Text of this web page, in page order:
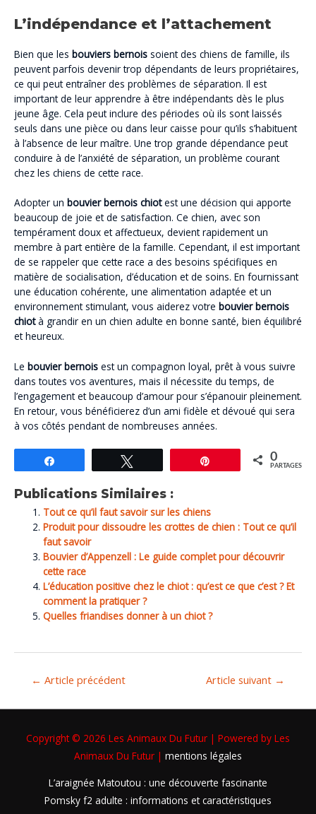
L’indépendance et l’attachement
Bien que les bouviers bernois soient des chiens de famille, ils
peuvent parfois devenir trop dépendants de leurs propriétaires,
ce qui peut entraîner des problèmes de séparation. Il est
important de leur apprendre à être indépendants dès le plus
jeune âge. Cela peut inclure des périodes où ils sont laissés
seuls dans une pièce ou dans leur caisse pour qu’ils s’habituent
à l’absence de leur maître. Une trop grande dépendance peut
conduire à de l’anxiété de séparation, un problème courant
chez les chiens de cette race.
Adopter un bouvier bernois chiotest une décision qui apporte
beaucoup de joie et de satisfaction. Ce chien, avec son
tempérament doux et affectueux, devient rapidement un
membre à part entière de la famille. Cependant, il est important
de se rappeler que cette race a des besoins spécifiques en
matière de socialisation, d’éducation et de soins. En fournissant
une éducation cohérente, une alimentation adaptée et un
environnement stimulant, vous aiderez votre bouvier bernois
chiotà grandir en un chien adulte en bonne santé, bien équilibré
et heureux.
Le bouvier bernois est un compagnon loyal, prêt à vous suivre
dans toutes vos aventures, mais il nécessite du temps, de
l’engagement et beaucoup d’amour pour s’épanouir pleinement.
En retour, vous bénéficierez d’un ami fidèle et dévoué qui sera
à vos côtés pendant de nombreuses années.
0
PARTAGES
Publications Similaires :
Tout ce qu’il faut savoir sur les chiens
Produit pour dissoudre les crottes de chien : Tout ce qu’il
faut savoir
Bouvier d’Appenzell : Le guide complet pour découvrir
cette race
L’éducation positive chez le chiot : qu’est ce que c’est ? Et
comment la pratiquer ?
Quelles friandises donner à un chiot ?
← Article précédent Article suivant →
Copyright © 2026 Les Animaux Du Futur | Powered by Les
Animaux Du Futur | mentions légales
L’araignée Matoutou : une découverte fascinante
Pomsky f2 adulte : informations et caractéristiques